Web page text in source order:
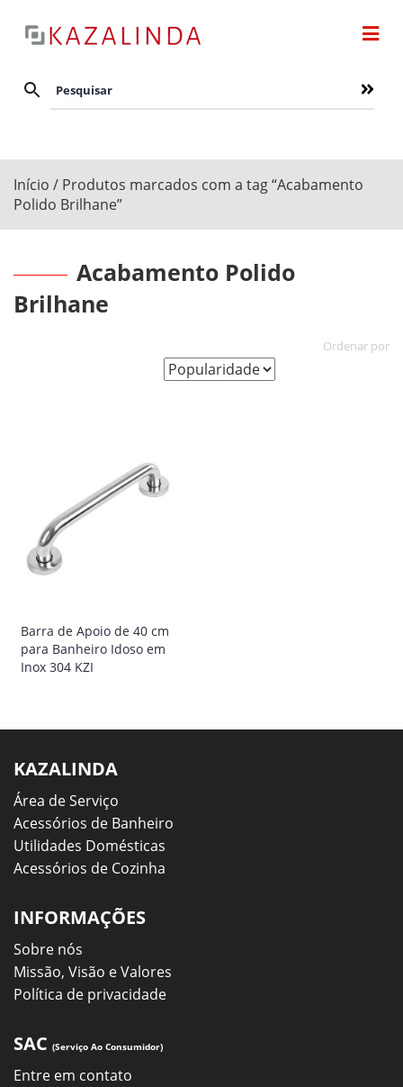
Início / Produtos marcados com a tag “Acabamento
Polido Brilhane”
Acabamento Polido
Brilhane
Barra de Apoio de 40 cm
para Banheiro Idoso em
Inox 304 KZI
KAZALINDA
Área de Serviço
Acessórios de Banheiro
Utilidades Domésticas
Acessórios de Cozinha
INFORMAÇÕES
Sobre nós
Missão, Visão e Valores
Política de privacidade
SAC (Serviço Ao Consumidor)
Entre em contato